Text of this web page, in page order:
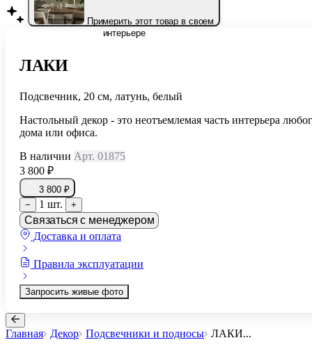
Примерить этот товар в своем
интерьере
ЛАКИ
Подсвечник, 20 см, латунь, белый
Настольный декор - это неотъемлемая часть интерьера
дома или офиса.
В наличии Арт. 01875
3 800 ₽
3 800 ₽
−
1 шт. +
Связаться с менеджером
Доставка и оплата
Правила эксплуатации
Запросить живые фото
Главная Декор Подсвечники и подносы ЛАКИ...